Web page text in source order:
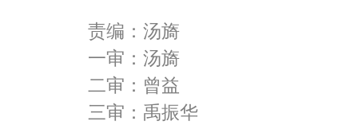
责编：汤旖
一审：汤旖
二审：曾益
三审：禹振华